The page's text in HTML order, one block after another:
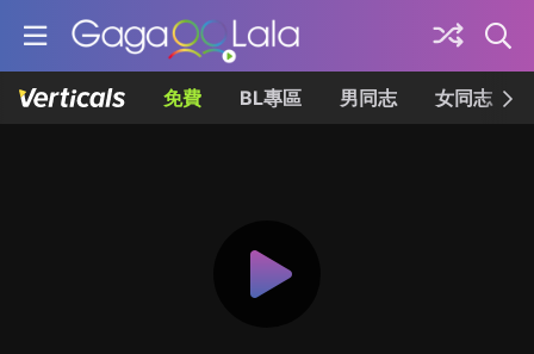
免費 BL專區 男同志 女同志